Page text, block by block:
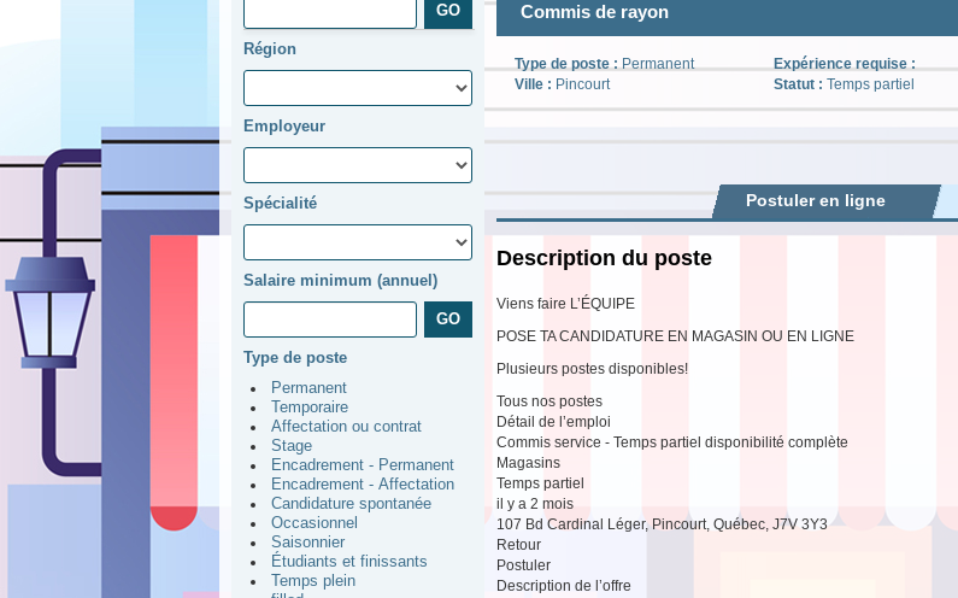
Région
Employeur
Spécialité
Salaire minimum (annuel)
Type de poste
Permanent
Temporaire
Affectation ou contrat
Stage
Encadrement - Permanent
Encadrement - Affectation
Candidature spontanée
Occasionnel
Saisonnier
Étudiants et finissants
Temps plein
Commis de rayon
Type de poste :Permanent
Ville : Pincourt
Expérience requise :
Statut : Temps partiel
Postuler en ligne
Description du poste
Viens faire L’ÉQUIPE
POSE TA CANDIDATURE EN MAGASIN OU EN LIGNE
Plusieurs postes disponibles!
Tous nos postes
Détail de l’emploi
Commis service - Temps partiel disponibilité complète
Magasins
Temps partiel
il y a 2 mois
107 Bd Cardinal Léger, Pincourt, Québec, J7V 3Y3
Retour
Postuler
Description de l’offre